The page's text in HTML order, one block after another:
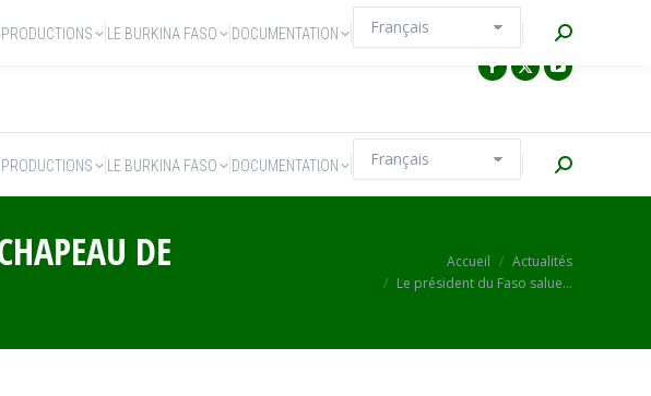
LE BURKINA FASO DOCUMENTATION Recherche
DE
Accueil
Actualités
Le président du Faso salue…
LE BURKINA FASO DOCUMENTATION Recherche